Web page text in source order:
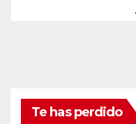
Te has perdido